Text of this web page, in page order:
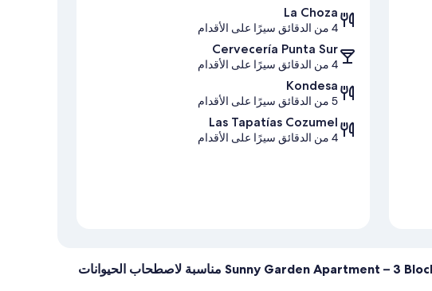
La Choza
4 من الدقائق سيرًا على الأقدام
Cervecería Punta Sur
4 من الدقائق سيرًا على الأقدام
Kondesa
5 من الدقائق سيرًا على الأقدام
Las Tapatías Cozumel
4 من الدقائق سيرًا على الأقدام
هل Sunny Garden Apartment – 3 Blocks from Ocean, Downtown Cozumel مناسبة لاصطحاب الحيوانات